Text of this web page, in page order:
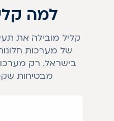
למה
קליל מובילה את
של מערכות חלונות
בישראל. רק
מבטיחות שקט